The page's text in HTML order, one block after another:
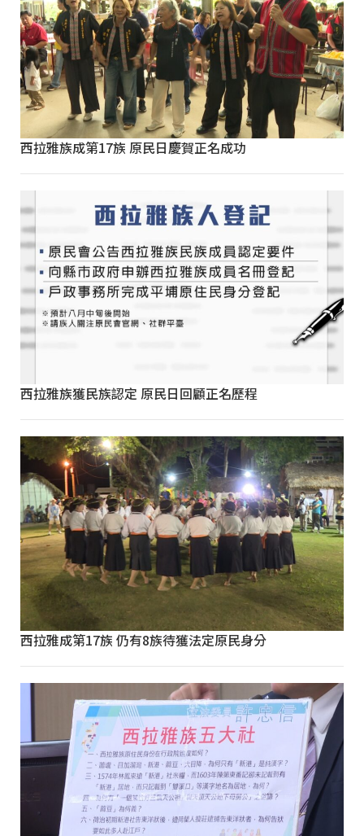
西拉雅族成第17族 原民日慶賀正名成功
西拉雅族獲民族認定 原民日回顧正名歷程
西拉雅成第17族 仍有8族待獲法定原民身分